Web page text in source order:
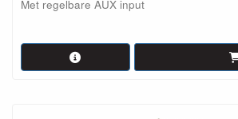
Met regelbare AUX input